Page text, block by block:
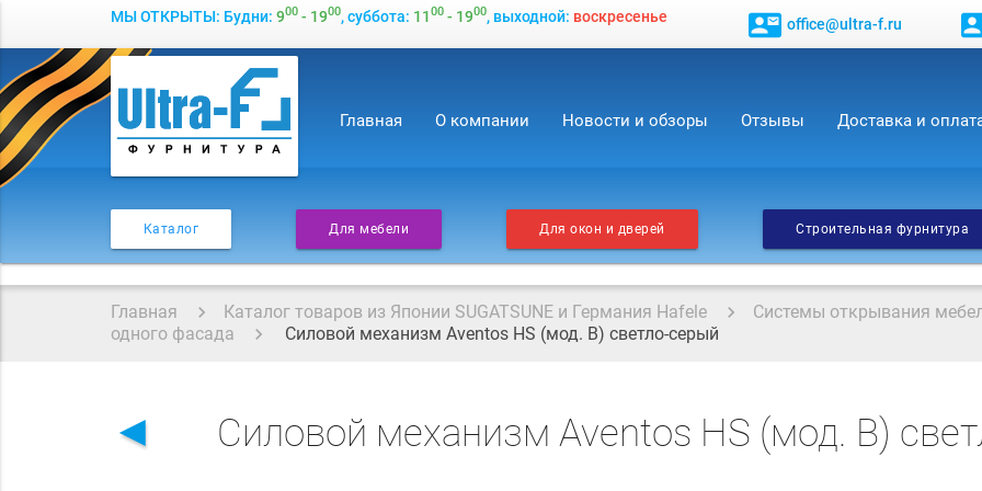
МЫ ОТКРЫТЫ: Будни: 900- 1900, суббота: 1100- 1900, выходной: воскресенье contact_mail office@ultra-f.ru
Главная О компании Новости и обзоры Отзывы Доставка и
Каталог Для мебели Для окон и дверей Строительная фурнитура
Главная Каталог товаров из Японии SUGATSUNE и Германия Hafele Системы открывания
одного фасада
Силовой механизм Aventos HS (мод. B) светло-серый
◄ Силовой механизм Aventos HS (мод. B)